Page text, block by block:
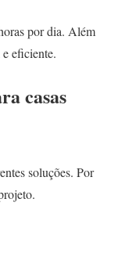
por dia. Além
eficiente.
casas
soluções. Por